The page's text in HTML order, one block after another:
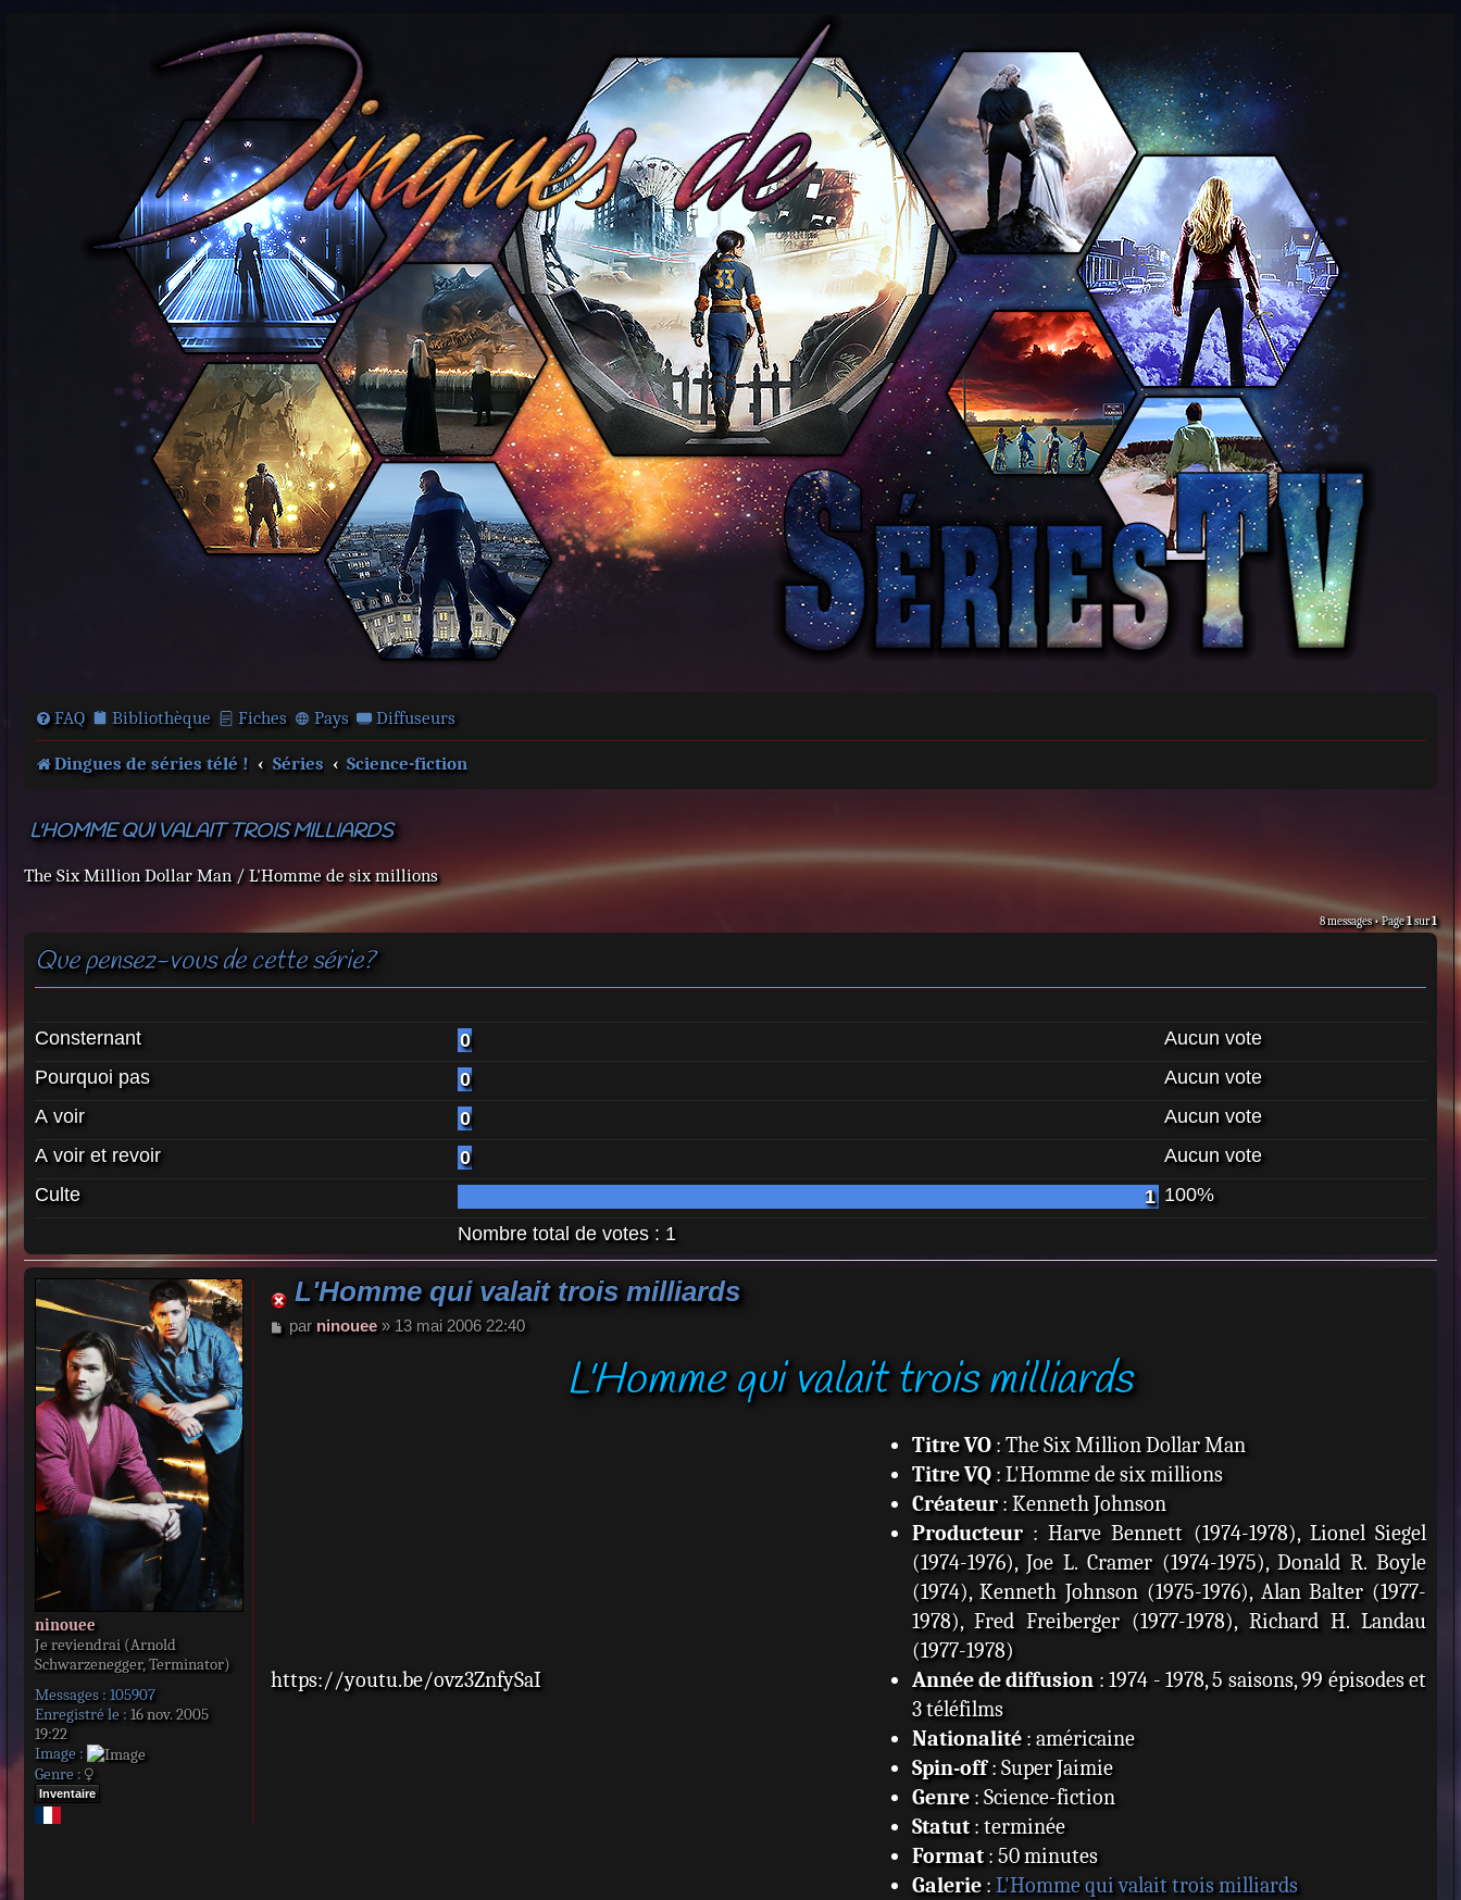
FAQ Bibliothèque Fiches Pays Diffuseurs
Dingues de séries télé ! Séries Science-fiction
L'HOMME QUI VALAIT TROIS MILLIARDS
The Six Million Dollar Man / L'Homme de six millions
8 messages • Page1sur1
Que pensez-vous de cette série?
Consternant 0
Aucun vote
Pourquoi pas
0
Aucun vote
A voir
0
Aucun vote
A voir et revoir
0
Aucun vote
Culte
1 100%
Nombre total de votes : 1
ninouee
Je reviendrai (Arnold
Schwarzenegger, Terminator)
Messages : 105907
Enregistré le : 16 nov. 2005
19:22
Image :
Genre :
Inventaire
L'Homme qui valait trois milliards
M
par ninouee» 13 mai 2006 22:40
L'Homme qui valait trois milliards
https://youtu.be/ovz3ZnfySaI
Titre VO: The Six Million Dollar Man
Titre VQ: L'Homme de six millions
Créateur: Kenneth Johnson
Producteur: Harve Bennett (1974-1978), Lionel Siegel
(1974-1976), Joe L. Cramer (1974-1975), Donald R. Boyle
(1974), Kenneth Johnson (1975-1976), Alan Balter (1977-
1978), Fred Freiberger (1977-1978), Richard H. Landau
(1977-1978)
Année de diffusion : 1974 - 1978, 5 saisons, 99 épisodes et
3 téléfilms
Nationalité: américaine
Spin-off: Super Jaimie
Genre: Science-fiction
Statut: terminée
Format: 50 minutes
Galerie: L'Homme qui valait trois milliards